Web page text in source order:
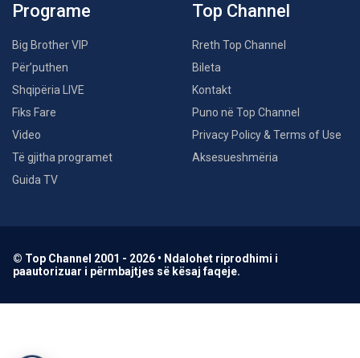
Programe
Big Brother VIP
Për’puthen
Shqipëria LIVE
Fiks Fare
Video
Të gjitha programet
Guida TV
Top Channel
Rreth Top Channel
Bileta
Kontakt
Puno në Top Channel
Privacy Policy & Terms of Use
Aksesueshmëria
© Top Channel 2001 - 2026 • Ndalohet riprodhimi i
paautorizuar i përmbajtjes së kësaj faqeje.